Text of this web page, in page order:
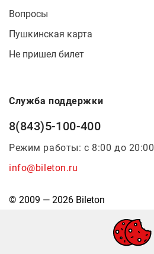
Вопросы
Пушкинская карта
Не пришел билет
Служба поддержки
8(843)5-100-400
Режим работы: с 8:00 до 20:00
info@bileton.ru
© 2009 — 2026 Bileton